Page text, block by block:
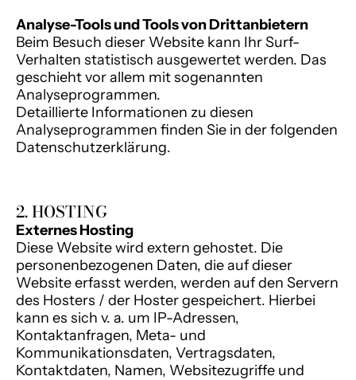
Analyse-Tools und Tools von Drittanbietern
Beim Besuch dieser Website kann Ihr Surf-
Verhalten statistisch ausgewertet werden. Das
geschieht vor allem mit sogenannten
Analyseprogrammen.
Detaillierte Informationen zu diesen
Analyseprogrammen finden Sie in der folgenden
Datenschutzerklärung.
2. HOSTING
Externes Hosting
Diese Website wird extern gehostet. Die
personenbezogenen Daten, die auf dieser
Website erfasst werden, werden auf den Servern
des Hosters / der Hoster gespeichert. Hierbei
kann es sich v. a. um IP-Adressen,
Kontaktanfragen, Meta- und
Kommunikationsdaten, Vertragsdaten,
Kontaktdaten, Namen, Websitezugriffe und